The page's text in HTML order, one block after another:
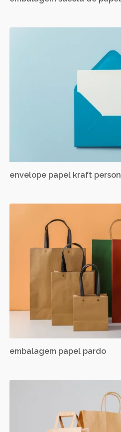
envelope papel kraft
embalagem papel pardo